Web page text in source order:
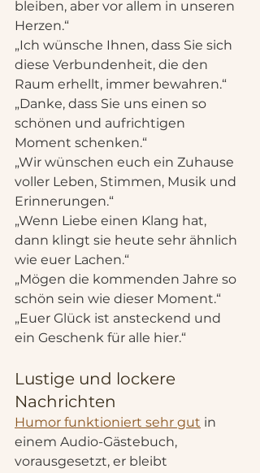
bleiben, aber vor allem in unseren
Herzen.“
„Ich wünsche Ihnen, dass Sie sich
diese Verbundenheit, die den
Raum erhellt, immer bewahren.“
„Danke, dass Sie uns einen so
schönen und aufrichtigen
Moment schenken.“
„Wir wünschen euch ein Zuhause
voller Leben, Stimmen, Musik und
Erinnerungen.“
„Wenn Liebe einen Klang hat,
dann klingt sie heute sehr ähnlich
wie euer Lachen.“
„Mögen die kommenden Jahre so
schön sein wie dieser Moment.“
„Euer Glück ist ansteckend und
ein Geschenk für alle hier.“
Lustige und lockere
Nachrichten
Humor funktioniert sehr gut in
einem Audio-Gästebuch,
vorausgesetzt, er bleibt